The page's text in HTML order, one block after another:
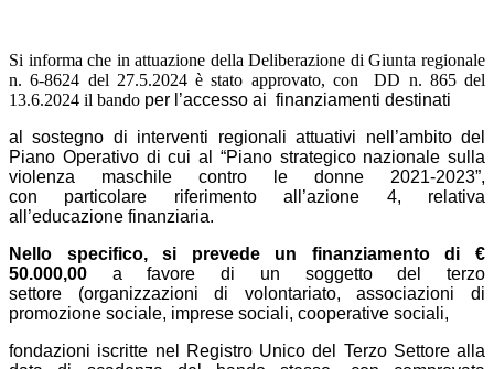
Si informa che in attuazione della Deliberazione di Giunta regionale
n. 6-8624 del 27.5.2024 è stato approvato, con DD n. 865 del
13.6.2024 il bando per l’accesso ai finanziamenti destinati
al sostegno di interventi regionali attuativi nell’ambito del
Piano Operativo di cui al “Piano strategico nazionale sulla
violenza maschile contro le donne 2021-2023”,
con particolare riferimento all’azione 4, relativa
all’educazione finanziaria.
Nello specifico, si prevede un finanziamento di €
50.000,00 a favore di un soggetto del terzo
settore (organizzazioni di volontariato, associazioni di
promozione sociale, imprese sociali, cooperative sociali,
fondazioni iscritte nel Registro Unico del Terzo Settore alla